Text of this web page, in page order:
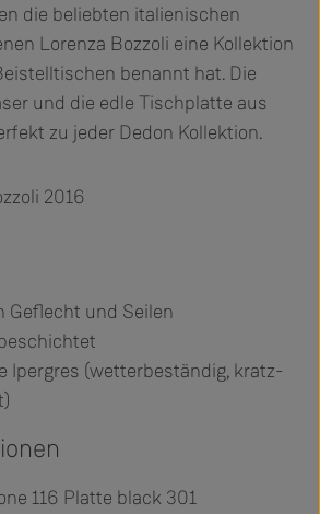
die beliebten italienischen
Lorenza Bozzoli eine Kollektion
benannt hat. Die
und die edle Tischplatte aus
zu jeder Dedon Kollektion.
2016
Geflecht und Seilen
Ipergres (wetterbeständig, kratz-
116 Platte black 301